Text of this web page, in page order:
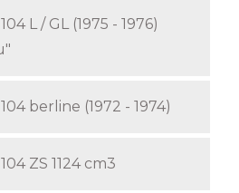
L / GL (1975 - 1976)
berline (1972 - 1974)
ZS 1124 cm3